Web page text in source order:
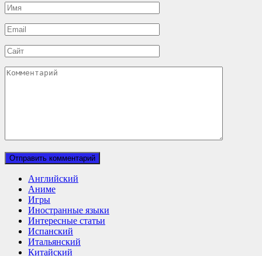
Имя
*
Email
*
Сайт
Комментарий
Английский
Аниме
Игры
Иностранные языки
Интересные статьи
Испанский
Итальянский
Китайский